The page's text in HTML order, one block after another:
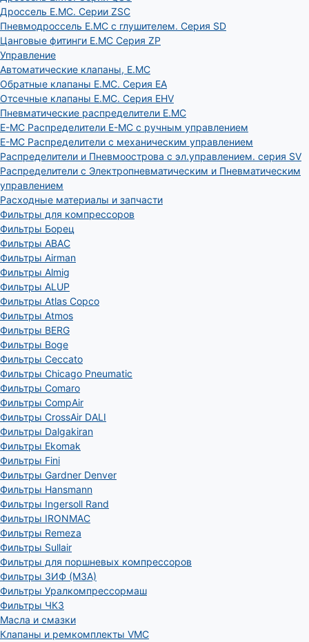
Дроссель E.MC. Серии ZSC
Пневмодроссель E.MC с глушителем. Серия SD
Цанговые фитинги E.MC Серия ZP
Управление
Автоматические клапаны, Е.МС
Обратные клапаны E.MC. Серия EA
Отсечные клапаны E.MC. Серия EHV
Пневматические распределители E.MC
E-MC Распределители E-MC с ручным управлением
E-MC Распределители с механическим управлением
Распределители и Пневмоострова с эл.управлением. серия SV
Распределители с Электропневматическим и Пневматическим
управлением
Расходные материалы и запчасти
Фильтры для компрессоров
Фильтры Борец
Фильтры ABAC
Фильтры Airman
Фильтры Almig
Фильтры ALUP
Фильтры Atlas Copco
Фильтры Atmos
Фильтры BERG
Фильтры Boge
Фильтры Ceccato
Фильтры Chicago Pneumatic
Фильтры Comaro
Фильтры CompAir
Фильтры CrossAir DALI
Фильтры Dalgakiran
Фильтры Ekomak
Фильтры Fini
Фильтры Gardner Denver
Фильтры Hansmann
Фильтры Ingersoll Rand
Фильтры IRONMAC
Фильтры Remeza
Фильтры Sullair
Фильтры для поршневых компрессоров
Фильтры ЗИФ (МЗА)
Фильтры Уралкомпрессормаш
Фильтры ЧКЗ
Масла и смазки
Клапаны и ремкомплекты VMC